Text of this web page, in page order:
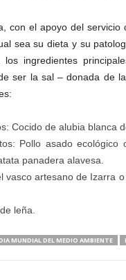
con el apoyo del
sea su dieta y su
ingredientes
ser la sal – donada de
Cocido de alubia blanca
Pollo asado
panadera alavesa.
vasco artesano de Izarra
leña.
MUNDIAL DEL MEDIO AMBIENTE